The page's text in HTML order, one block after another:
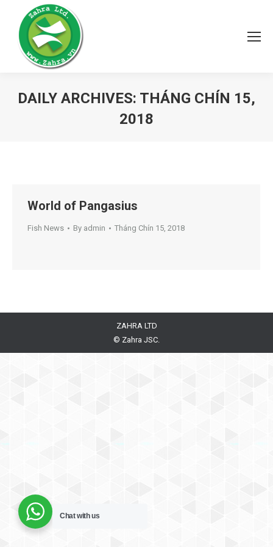
DAILY ARCHIVES: THÁNG CHÍN 15,
2018
World of Pangasius
Fish News By admin Tháng Chín 15, 2018
ZAHRA LTD
© Zahra JSC.
Chat with us